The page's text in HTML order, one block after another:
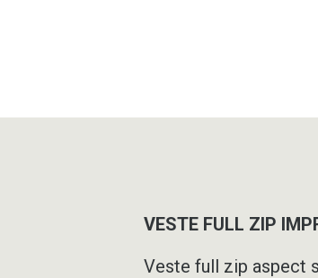
VESTE FULL ZIP
Veste full zip aspect